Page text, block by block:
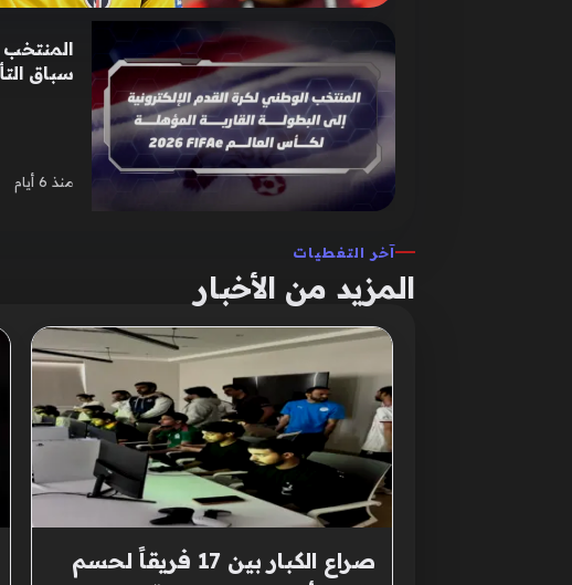
المنتخب
سباق
منذ 6 أيام
آخر التغطيات
المزيد من الأخبار
صراع الكبار بين 17 فريقاً لحسم